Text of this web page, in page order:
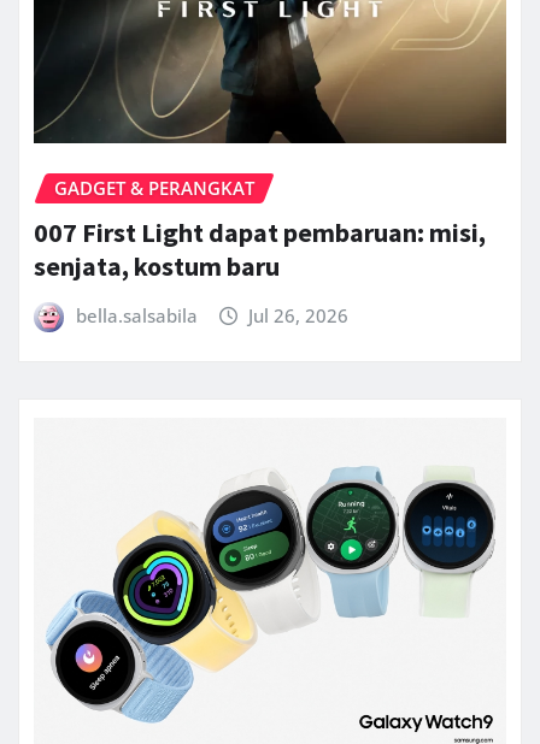
GADGET & PERANGKAT
007 First Light dapat pembaruan: misi,
senjata, kostum baru
bella.salsabila Jul 26, 2026